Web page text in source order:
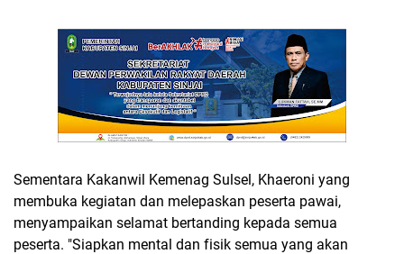
Sementara Kakanwil Kemenag Sulsel, Khaeroni yang
membuka kegiatan dan melepaskan peserta pawai,
menyampaikan selamat bertanding kepada semua
peserta. "Siapkan mental dan fisik semua yang akan